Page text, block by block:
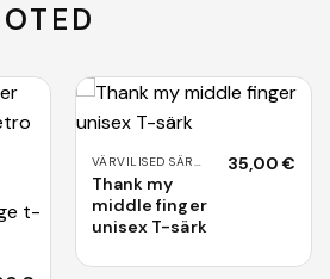
VÄRVILISED SÄRGID
Thank my
middle finger
unisex T-särk
35,00€